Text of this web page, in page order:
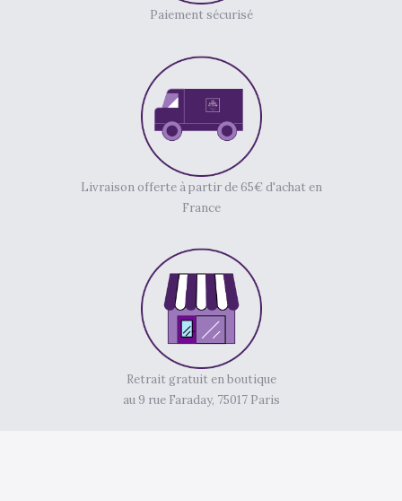
Paiement sécurisé
Livraison offerte à partir de 65€ d'achat en
France
Retrait gratuit en boutique
au 9 rue Faraday, 75017 Paris